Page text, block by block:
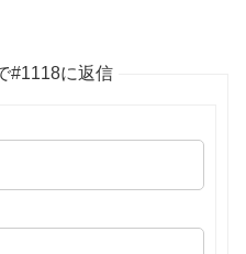
#1118に返信